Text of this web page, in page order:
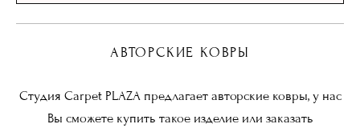
АВТОРСКИЕ КОВРЫ
Студия Carpet PLAZA предлагает авторские ковры, у нас
Вы сможете купить такое изделие или заказать